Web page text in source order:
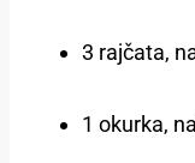
3 rajčata,
1 okurka,